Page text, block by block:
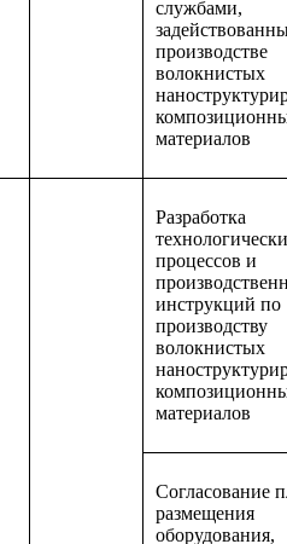
службами,
производстве
волокнистых
материалов
Разработка
процессов и
инструкций по
производству
волокнистых
материалов
Согласование
размещения
оборудования,